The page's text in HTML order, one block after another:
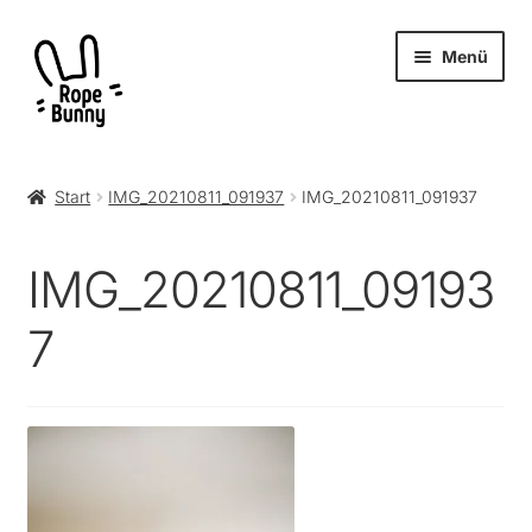
Zur
Navigation
springen
Zum
Inhalt
springen
Menü
öffnen
Museum
Journal
Start IMG_20210811_091937 IMG_20210811_091937
IMG_20210811_09193
7